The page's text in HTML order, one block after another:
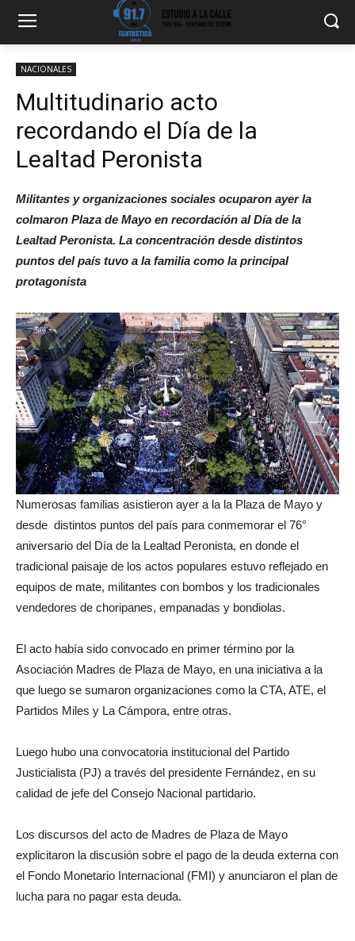
NACIONALES
Multitudinario acto
recordando el Día de la
Lealtad Peronista
Militantes y organizaciones sociales ocuparon ayer la
colmaron Plaza de Mayo en recordación al Día de la
Lealtad Peronista. La concentración desde distintos
puntos del país tuvo a la familia como la principal
protagonista
Numerosas familias asistieron ayer a la la Plaza de Mayo y
desde distintos puntos del país para conmemorar el 76°
aniversario del Día de la Lealtad Peronista, en donde el
tradicional paisaje de los actos populares estuvo reflejado en
equipos de mate, militantes con bombos y los tradicionales
vendedores de choripanes, empanadas y bondiolas.
El acto había sido convocado en primer término por la
Asociación Madres de Plaza de Mayo, en una iniciativa a la
que luego se sumaron organizaciones como la CTA, ATE, el
Partidos Miles y La Cámpora, entre otras.
Luego hubo una convocatoria institucional del Partido
Justicialista (PJ) a través del presidente Fernández, en su
calidad de jefe del Consejo Nacional partidario.
Los discursos del acto de Madres de Plaza de Mayo
explicitaron la discusión sobre el pago de la deuda externa con
el Fondo Monetario Internacional (FMI) y anunciaron el plan de
lucha para no pagar esta deuda.